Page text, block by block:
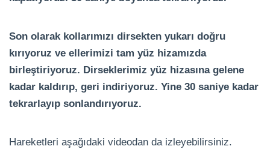
Son olarak kollarımızı dirsekten yukarı doğru
kırıyoruz ve ellerimizi tam yüz hizamızda
birleştiriyoruz. Dirseklerimiz yüz hizasına gelene
kadar kaldırıp, geri indiriyoruz. Yine 30 saniye kadar
tekrarlayıp sonlandırıyoruz.
Hareketleri aşağıdaki videodan da izleyebilirsiniz.